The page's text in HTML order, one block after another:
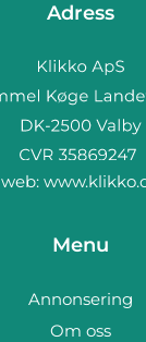
Adress
web:
Menu
Annonsering
Om oss